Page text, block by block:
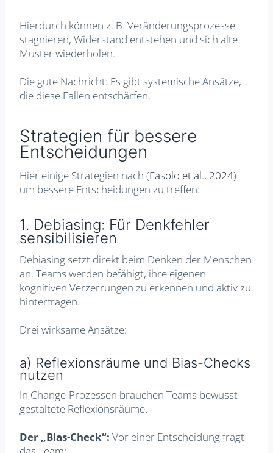
Hierdurch können z. B. Veränderungsprozesse
stagnieren, Widerstand entstehen und sich alte
Muster wiederholen.
Die gute Nachricht: Es gibt systemische Ansätze,
die diese Fallen entschärfen.
Strategien für bessere
Entscheidungen
Hier einige Strategien nach (Fasolo et al., 2024)
um bessere Entscheidungen zu treffen:
1. Debiasing: Für Denkfehler
sensibilisieren
Debiasing setzt direkt beim Denken der Menschen
an. Teams werden befähigt, ihre eigenen
kognitiven Verzerrungen zu erkennen und aktiv zu
hinterfragen.
Drei wirksame Ansätze:
a) Reflexionsräume und Bias-Checks
nutzen
In Change-Prozessen brauchen Teams bewusst
gestaltete Reflexionsräume.
Der „Bias-Check“: Vor einer Entscheidung fragt